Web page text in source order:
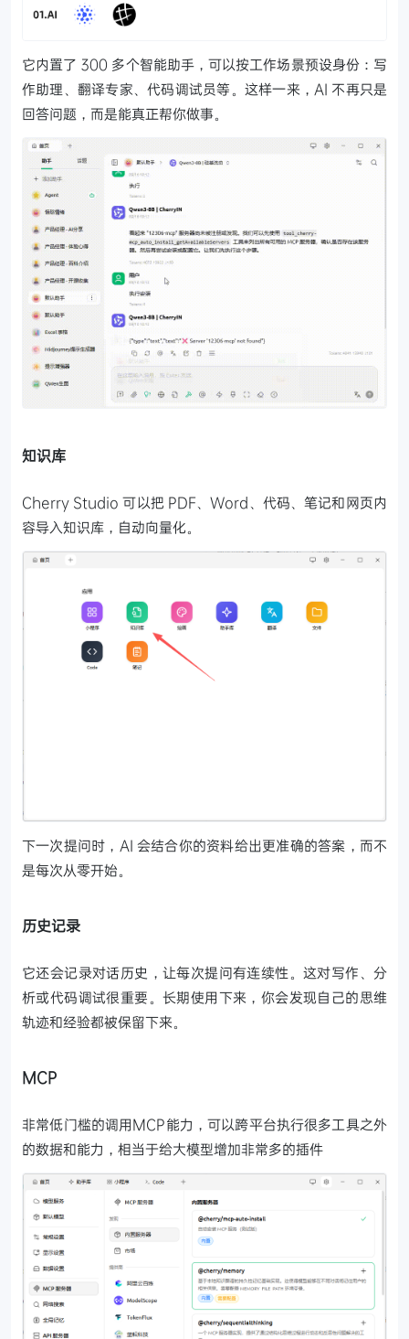
它内置了 300 多个智能助手，可以按工作场景预设身份：写
作助理、翻译专家、代码调试员等。这样一来，AI 不再只是
回答问题，而是能真正帮你做事。
知识库
Cherry Studio 可以把 PDF、Word、代码、笔记和网页内
容导入知识库，自动向量化。
下一次提问时，AI 会结合你的资料给出更准确的答案，而不
是每次从零开始。
历史记录
它还会记录对话历史，让每次提问有连续性。这对写作、分
析或代码调试很重要。长期使用下来，你会发现自己的思维
轨迹和经验都被保留下来。
MCP
非常低门槛的调用MCP能力，可以跨平台执行很多工具之外
的数据和能力，相当于给大模型增加非常多的插件